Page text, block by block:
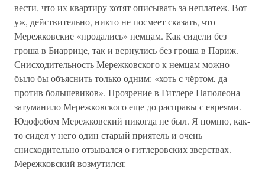
вести, что их квартиру хотят описывать за неплатеж. Вот
уж, действительно, никто не посмеет сказать, что
Мережковские «продались» немцам. Как сидели без
гроша в Биаррице, так и вернулись без гроша в Париж.
Снисходительность Мережковского к немцам можно
было бы объяснить только одним: «хоть с чёртом, да
против большевиков». Прозрение в Гитлере Наполеона
затуманило Мережковского еще до расправы с евреями.
Юдофобом Мережковский никогда не был. Я помню, как-
то сидел у него один старый приятель и очень
снисходительно отзывался о гитлеровских зверствах.
Мережковский возмутился: